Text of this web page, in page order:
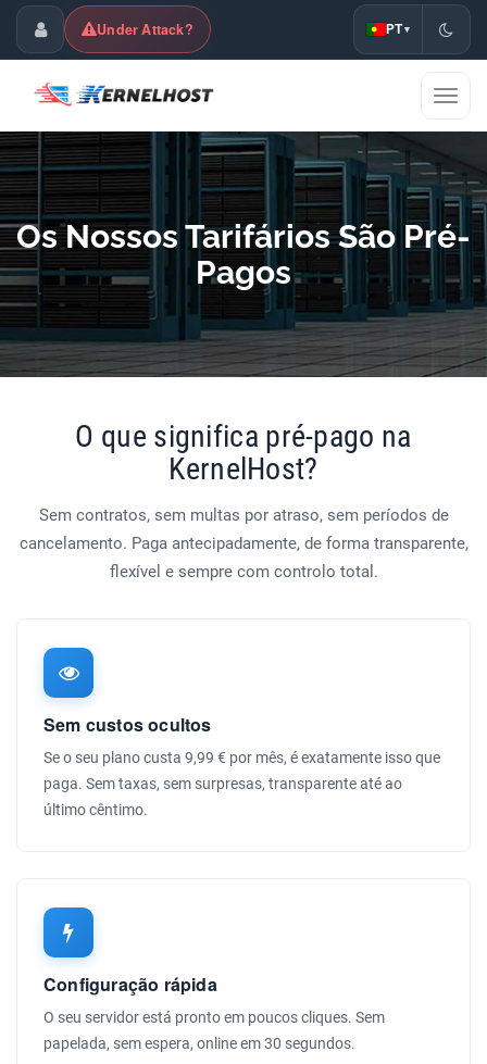
Área de ClienteUnder Attack? PT▾
Os Nossos Tarifários São Pré-
Pagos
O que significa pré-pago na
KernelHost?
Sem contratos, sem multas por atraso, sem períodos de
cancelamento. Paga antecipadamente, de forma transparente,
flexível e sempre com controlo total.
Sem custos ocultos
Se o seu plano custa 9,99 € por mês, é exatamente isso que
paga. Sem taxas, sem surpresas, transparente até ao
último cêntimo.
Configuração rápida
O seu servidor está pronto em poucos cliques. Sem
papelada, sem espera, online em 30 segundos.